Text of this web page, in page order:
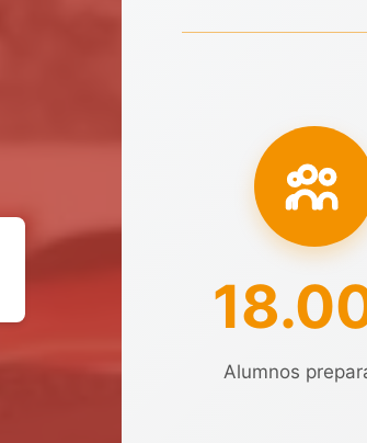
Alumnos